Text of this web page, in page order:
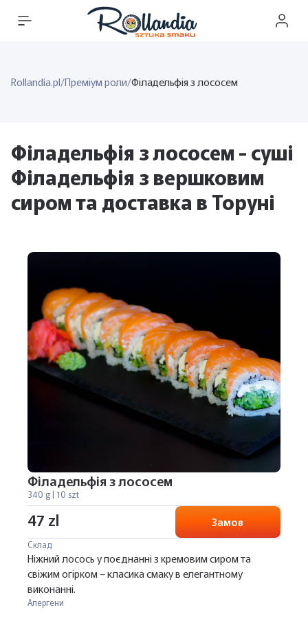
Rollandia.pl/Преміум роли/Філадельфія з лососем
Філадельфія з лососем - суші
Філадельфія з вершковим
сиром та доставка в Торуні
Філадельфія з лососем
340 g | 10 szt
47 zl Замов
Склад
Ніжний лосось у поєднанні з кремовим сиром та
свіжим огірком – класика смаку в елегантному
виконанні.
Алергени